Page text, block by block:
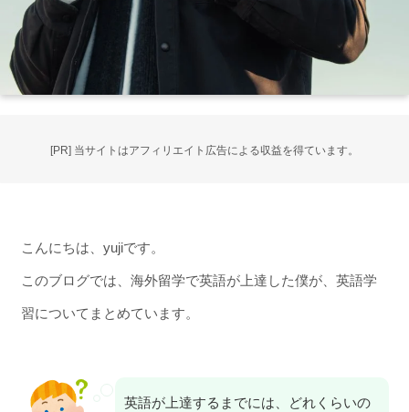
[PR] 当サイトはアフィリエイト広告による収益を得ています。
こんにちは、yujiです。
このブログでは、海外留学で英語が上達した僕が、英語学
習についてまとめています。
英語が上達するまでには、どれくらいの